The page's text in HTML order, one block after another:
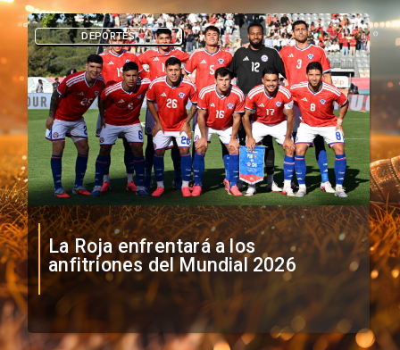
La Roja enfrentará a los
anfitriones del Mundial 2026
DEPORTES